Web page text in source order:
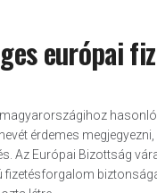
európai
érdemes
Az Európai Bizottság